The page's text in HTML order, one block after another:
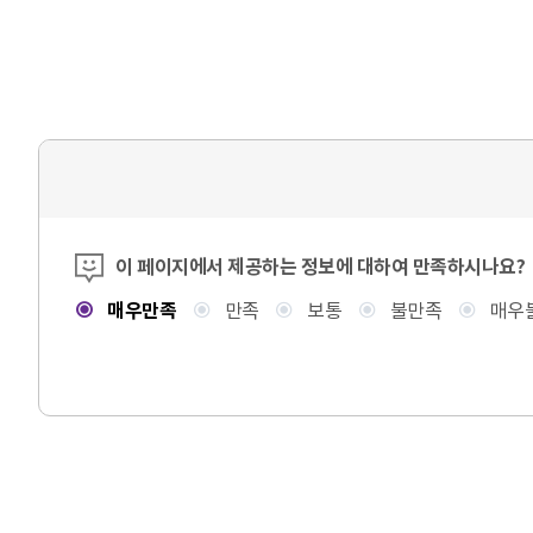
콘텐츠 만족도 조사
이 페이지에서 제공하는 정보에 대하여 만족하시나요?
매우만족
만족 보통 불만족 매우